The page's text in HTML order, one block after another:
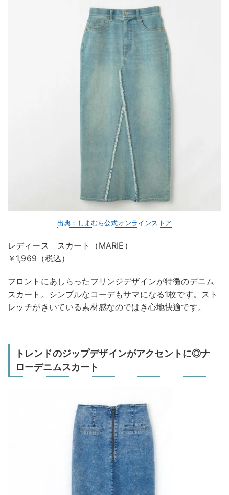
出典：しまむら公式オンラインストア
レディース スカート（MARIE）
￥1,969（税込）
フロントにあしらったフリンジデザインが特徴のデニム
スカート。シンプルなコーデもサマになる1枚です。スト
レッチがきいている素材感なのではき心地快適です。
トレンドのジップデザインがアクセントに◎ナ
ローデニムスカート